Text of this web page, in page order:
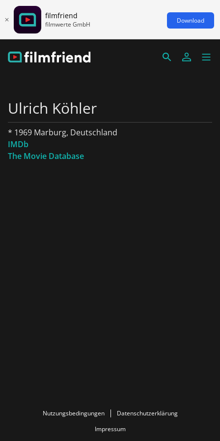
filmfriend
filmwerte GmbH Download
Ulrich Köhler
* 1969 Marburg, Deutschland
IMDb
The Movie Database
Nutzungsbedingungen
Datenschutzerklärung
Impressum